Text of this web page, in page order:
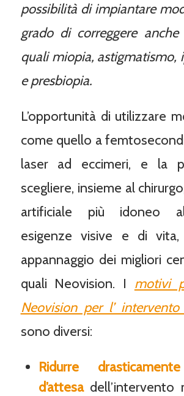
possibilità di impiantare
grado di correggere
quali miopia, astigmatismo,
e presbiopia.
L’opportunità di utilizzare
come quello a
laser ad eccimeri, e la
scegliere, insieme al
artificiale più idoneo
esigenze visive e di
appannaggio dei migliori
quali Neovision. I motivi
Neovision per l’
sono diversi:
Ridurre
d’attesa dell’intervento